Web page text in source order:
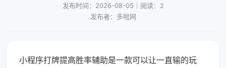
发布时间：2026-08-05｜阅读：2
发布者：多啦网
小程序打牌提高胜率辅助是一款可以让一直输的玩